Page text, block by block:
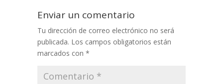
Enviar un comentario
Tu dirección de correo electrónico no será
publicada. Los campos obligatorios están
marcados con *